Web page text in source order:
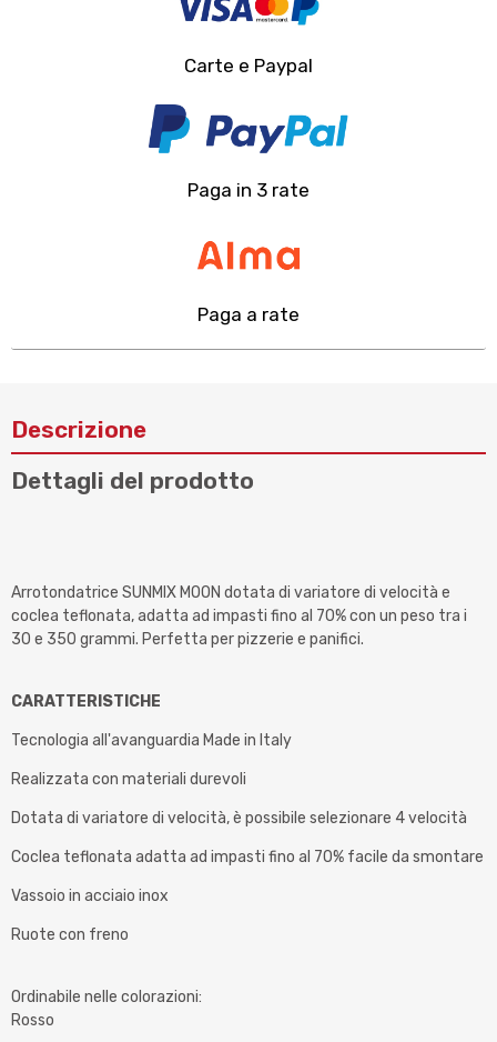
Carte e Paypal
Paga in 3 rate
Paga a rate
Descrizione
Dettagli del prodotto
Arrotondatrice SUNMIX MOON dotata di variatore di velocità e
coclea teflonata, adatta ad impasti fino al 70% con un peso tra i
30 e 350 grammi. Perfetta per pizzerie e panifici.
CARATTERISTICHE
Tecnologia all'avanguardia Made in Italy
Realizzata con materiali durevoli
Dotata di variatore di velocità, è possibile selezionare 4 velocità
Coclea teflonata adatta ad impasti fino al 70% facile da smontare
Vassoio in acciaio inox
Ruote con freno
Ordinabile nelle colorazioni:
Rosso